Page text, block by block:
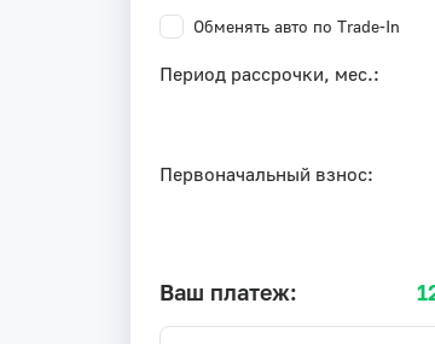
Обменять авто по Trade-In
Период рассрочки, мес.:
Первоначальный взнос:
Ваш платеж: